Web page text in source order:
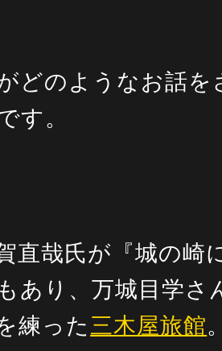
どのようなお話を
す。
直哉氏が『城の崎
あり、万城目学さ
練った三木屋旅館